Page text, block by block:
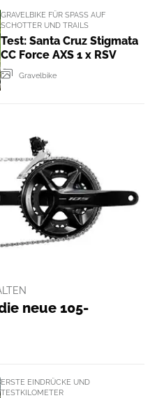
GRAVELBIKE FÜR SPASS AUF S
CHOTTER UND TRAILS
Test: Santa Cruz Stigmata
CC Force AXS 1 x RSV
Gravelbike
neue 105-
ERSTE EINDRÜCKE UND
TESTKILOMETER